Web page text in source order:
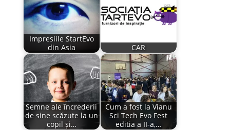
Impresiile StartEvo
din Asia
CAR
Semne ale încrederii
de sine scăzute la un
copil și…
Cum a fost la Vianu
Sci Tech Evo Fest
editia a II-a,…